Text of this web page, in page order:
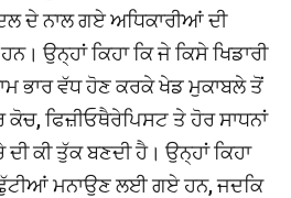
ਦੇ ਨਾਲ ਗਏ ਅਧਿਕਾਰੀਆਂ ਦੀ
ਉਨ੍ਹਾਂ ਕਿਹਾ ਕਿ ਜੇ ਕਿਸੇ ਖਿਡਾਰੀ
ਭਾਰ ਵੱਧ ਹੋਣ ਕਰਕੇ ਖੇਡ ਮੁਕਾਬਲੇ ਤੋਂ
ਕੋਚ, ਫਿਜ਼ੀਓਥੈਰੇਪਿਸਟ ਤੇ ਹੋਰ ਸਾਧਨਾਂ
ਕੀ ਤੁੱਕ ਬਣਦੀ ਹੈ। ਉਨ੍ਹਾਂ ਕਿਹਾ
ਛੁੱਟੀਆਂ ਮਨਾਉਣ ਲਈ ਗਏ ਹਨ, ਜਦਕਿ